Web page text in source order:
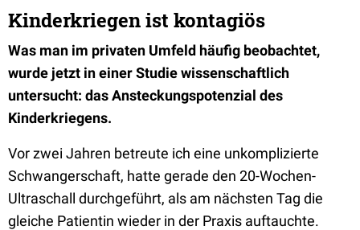
Kinderkriegen ist kontagiös
Was man im privaten Umfeld häufig beobachtet,
wurde jetzt in einer Studie wissenschaftlich
untersucht: das Ansteckungspotenzial des
Kinderkriegens.
Vor zwei Jahren betreute ich eine unkomplizierte
Schwangerschaft, hatte gerade den 20-Wochen-
Ultraschall durchgeführt, als am nächsten Tag die
gleiche Patientin wieder in der Praxis auftauchte.